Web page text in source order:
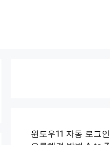
윈도우11 자동 로그